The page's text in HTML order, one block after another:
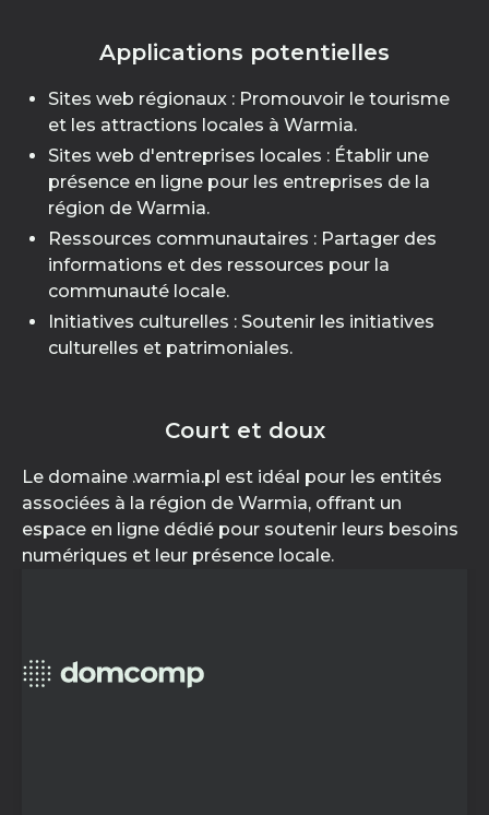
Applications potentielles
Sites web régionaux : Promouvoir le tourisme
et les attractions locales à Warmia.
Sites web d'entreprises locales : Établir une
présence en ligne pour les entreprises de la
région de Warmia.
Ressources communautaires : Partager des
informations et des ressources pour la
communauté locale.
Initiatives culturelles : Soutenir les initiatives
culturelles et patrimoniales.
Court et doux
Le domaine .warmia.pl est idéal pour les entités
associées à la région de Warmia, offrant un
espace en ligne dédié pour soutenir leurs besoins
numériques et leur présence locale.